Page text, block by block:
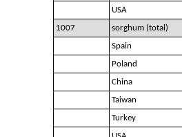
USA
1007
sorghum (total)
Spain
Poland
China
Taiwan
Turkey